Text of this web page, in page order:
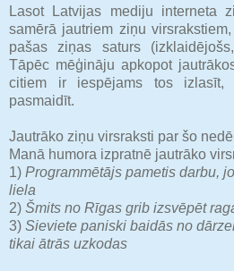
Lasot Latvijas mediju interneta
samērā jautriem ziņu
pašas ziņas saturs
Tāpēc mēģināju apkopot
citiem ir iespējams tos izlasīt,
pasmaidīt.
Jautrāko ziņu virsraksti par šo
Manā humora izpratnē jautrāko
1) Programmētājs pametis darbu,
liela
2) Šmits no Rīgas grib izsvēpēt
3) Sieviete paniski baidās no
tikai ātrās uzkodas